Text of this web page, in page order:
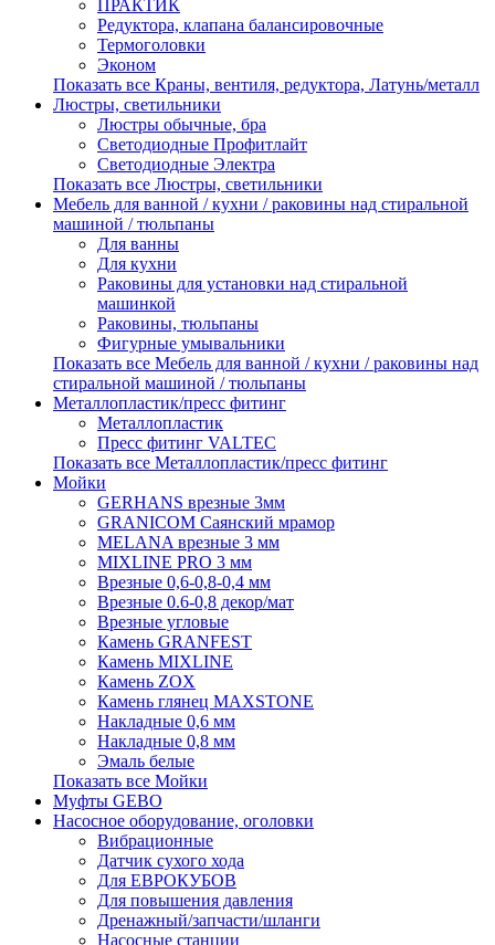
ПРАКТИК
Редуктора, клапана балансировочные
Термоголовки
Эконом
Показать все Краны, вентиля, редуктора, Латунь/металл
Люстры, светильники
Люстры обычные, бра
Светодиодные Профитлайт
Светодиодные Электра
Показать все Люстры, светильники
Мебель для ванной / кухни / раковины над стиральной
машиной / тюльпаны
Для ванны
Для кухни
Раковины для установки над стиральной
машинкой
Раковины, тюльпаны
Фигурные умывальники
Показать все Мебель для ванной / кухни / раковины над
стиральной машиной / тюльпаны
Металлопластик/пресс фитинг
Металлопластик
Пресс фитинг VALTEС
Показать все Металлопластик/пресс фитинг
Мойки
GERHANS врезные 3мм
GRANICOM Саянский мрамор
MELANA врезные 3 мм
MIXLINE PRO 3 мм
Врезные 0,6-0,8-0,4 мм
Врезные 0.6-0,8 декор/мат
Врезные угловые
Камень GRANFEST
Камень MIXLINE
Камень ZOX
Камень глянец MAXSTONE
Накладные 0,6 мм
Накладные 0,8 мм
Эмаль белые
Показать все Мойки
Муфты GEBO
Насосное оборудование, оголовки
Вибрационные
Датчик сухого хода
Для ЕВРОКУБОВ
Для повышения давления
Дренажный/запчасти/шланги
Насосные станции